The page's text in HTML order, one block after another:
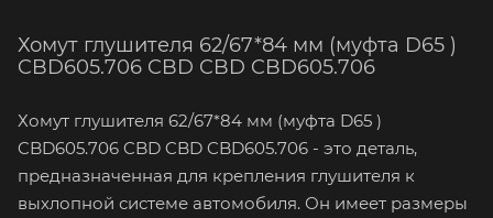
Хомут глушителя 62/67*84 мм (муфта D65 )
CBD605.706 CBD CBD CBD605.706
Хомут глушителя 62/67*84 мм (муфта D65 )
CBD605.706 CBD CBD CBD605.706 - это деталь,
предназначенная для крепления глушителя к
выхлопной системе автомобиля. Он имеет размеры